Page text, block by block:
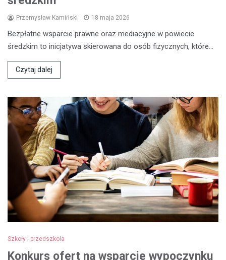
Przemysław Kamiński 18 maja 2026
Bezpłatne wsparcie prawne oraz mediacyjne w powiecie
średzkim to inicjatywa skierowana do osób fizycznych, które…
Czytaj dalej
Szkoły i przedszkola
Konkurs ofert na wsparcie wypoczynku